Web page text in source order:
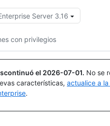
Server 3.16
con privilegios
el 2026-07-01. No se
características, actualice a
.